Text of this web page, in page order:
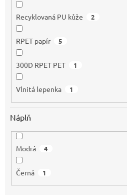
Recyklovaná PU kůže 2
RPET papír 5
300D RPET PET 1
Vlnitá lepenka 1
Náplň
Modrá 4
Černá 1